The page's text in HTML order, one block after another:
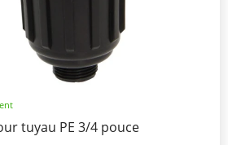
tuyau PE 3/4 pouce